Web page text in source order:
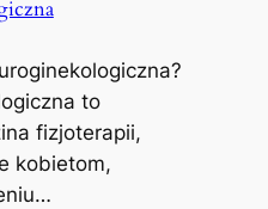
to
fizjoterapii,
kobietom,